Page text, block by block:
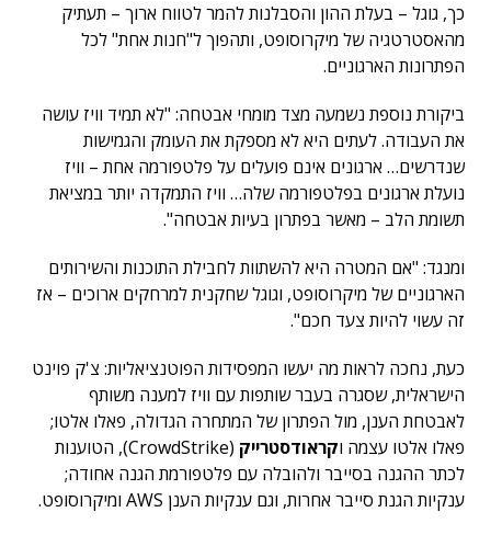
כך, גוגל – בעלת ההון והסבלנות להמר לטווח ארוך – תעתיק
מהאסטרטגיה של מיקרוסופט, ותהפוך ל"חנות אחת" לכל
הפתרונות הארגוניים.
ביקורת נוספת נשמעה מצד מומחי אבטחה: "לא תמיד וויז עושה
את העבודה. לעתים היא לא מספקת את העומק והגמישות
שנדרשים… ארגונים אינם פועלים על פלטפורמה אחת – וויז
נועלת ארגונים בפלטפורמה שלה… וויז התמקדה יותר במציאת
תשומת הלב – מאשר בפתרון בעיות אבטחה".
ומנגד: "אם המטרה היא להשתוות לחבילת התוכנות והשירותים
הארגוניים של מיקרוסופט, וגוגל שחקנית למרחקים ארוכים – אז
זה עשוי להיות צעד חכם".
כעת, נחכה לראות מה יעשו המפסידות הפוטנציאליות: צ'ק פוינט
הישראלית, שסגרה בעבר שותפות עם וויז למענה משותף
לאבטחת הענן, מול הפתרון של המתחרה הגדולה, פאלו אלטו;
פאלו אלטו עצמה וקראודסטרייק
(CrowdStrike), הטוענות
לכתר ההגנה בסייבר ולהובלה עם פלטפורמת הגנה אחודה;
ענקיות הגנת סייבר אחרות, וגם ענקיות הענן AWS ומיקרוסופט.